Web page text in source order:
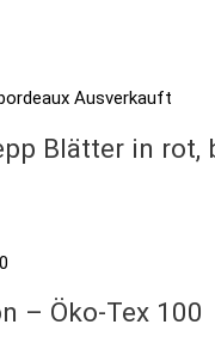
Ausverkauft
Blätter in rot,
– Öko-Tex 100